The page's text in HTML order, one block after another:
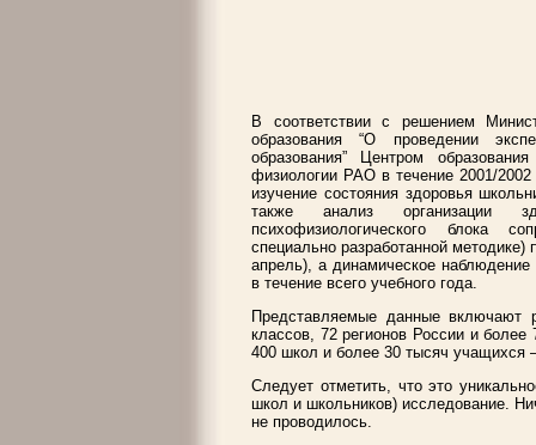
В соответствии с решением
образования “О проведении
образования” Центром
физиологии РАО в течение 2001/2002
изучение состояния здоровья
также анализ организации
психофизиологического блока
специально разработанной
апрель), а динамическое
в течение всего учебного года.
Представляемые данные включают
классов, 72 регионов России и
400 школ и более 30 тысяч учащихся
Следует отметить, что это
школ и школьников) исследование.
не проводилось.